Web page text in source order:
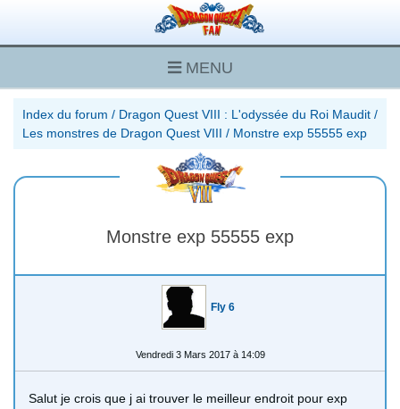
MENU
Index du forum / Dragon Quest VIII : L'odyssée du Roi Maudit /
Les monstres de Dragon Quest VIII / Monstre exp 55555 exp
Monstre exp 55555 exp
Fly 6
Vendredi 3 Mars 2017 à 14:09
Salut je crois que j ai trouver le meilleur endroit pour exp